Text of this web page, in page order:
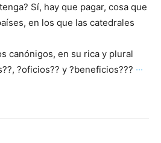
Sí, hay que pagar, cosa que
en los que las catedrales
canónigos, en su rica y plural
?oficios?? y ?beneficios??? ···